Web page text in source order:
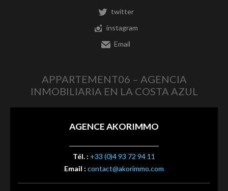
twitter
instagram
Email
APPARTEMENT06 – AGENCIA
INMOBILIARIA EN LA COSTA AZUL
AGENCE AKORIMMO
Tél. : +33 (0)4 93 72 94 11
Email : contact@akorimmo.com